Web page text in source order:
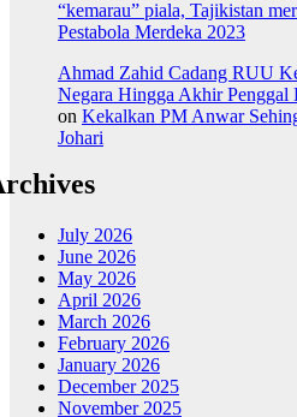
“kemarau” piala, Tajikistan
Pestabola Merdeka 2023
Ahmad Zahid Cadang RUU
Negara Hingga Akhir Penggal
on Kekalkan PM Anwar
Johari
July 2026
June 2026
May 2026
April 2026
March 2026
February 2026
January 2026
December 2025
November 2025